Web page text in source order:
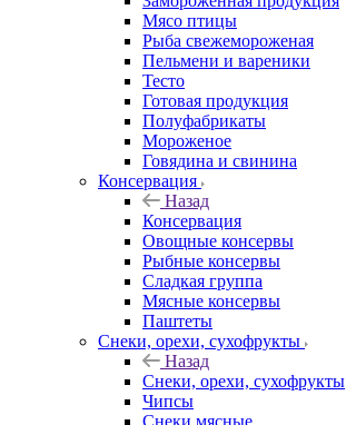
Мясо птицы
Рыба свежемороженая
Пельмени и вареники
Тесто
Готовая продукция
Полуфабрикаты
Мороженое
Говядина и свинина
Консервация
Назад
Консервация
Овощные консервы
Рыбные консервы
Сладкая группа
Мясные консервы
Паштеты
Снеки, орехи, сухофрукты
Назад
Снеки, орехи, сухофрукты
Чипсы
Снеки мясные